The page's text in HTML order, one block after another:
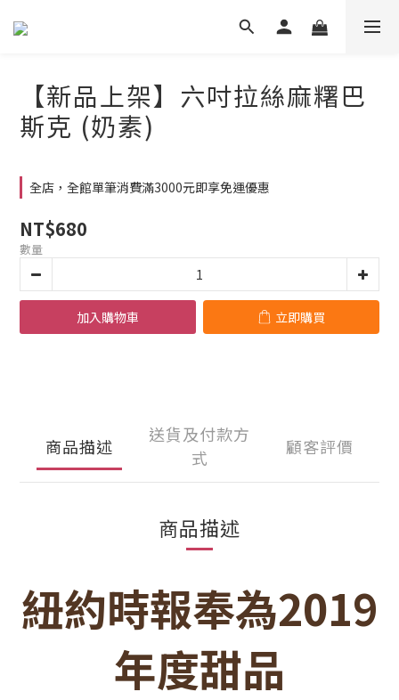
【新品上架】六吋拉絲麻糬巴
斯克 (奶素)
全店，全館單筆消費滿3000元即享免運優惠
NT$680
數量
加入購物車 立即購買
商品描述
送貨及付款方
式
顧客評價
商品描述
紐約時報奉為2019
年度甜品